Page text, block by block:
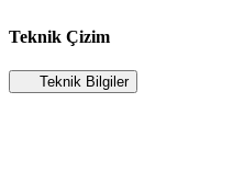
Teknik Çizim
Teknik Bilgiler